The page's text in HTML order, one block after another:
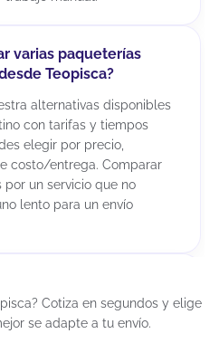
varias paqueterías
Teopisca?
alternativas disponibles
con tarifas y tiempos
elegir por precio,
costo/entrega. Comparar
un servicio que no
lento para un envío
del envío y de la política de
Cotiza en segundos y elige
se adapte a tu envío.